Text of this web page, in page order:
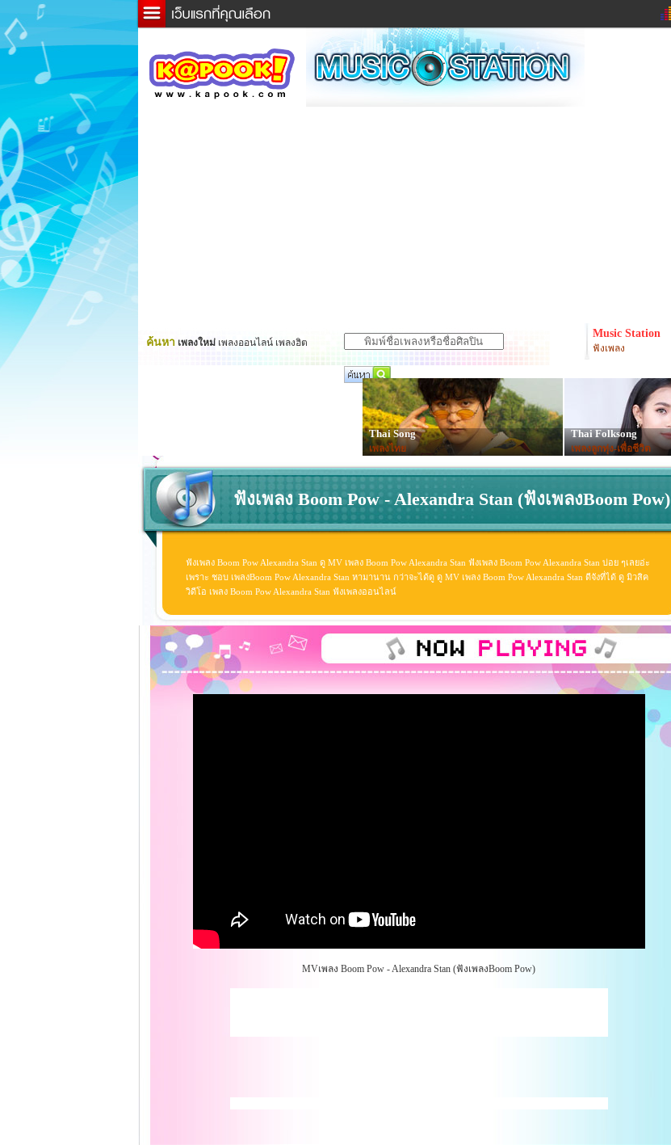
ข่าวด่วน ข่าวสั้น
ละคร
หนังใหม่
หมากรุกไทย
ค้นหา เพลงใหม่ เพลงออนไลน์ เพลงฮิต
Music Station
ฟังเพลง
Thai Song
เพลงไทย
Thai Folksong
เพลงลูกทุ่ง-เพื่อชีวิต
ฟังเพลง Boom Pow - Alexandra Stan (ฟังเพลงBoom Pow)
ฟังเพลง Boom Pow Alexandra Stan ดู MV เพลง Boom Pow Alexandra Stan ฟังเพลง Boom Pow Alexandra Stan บ่อย ๆเลยอ่ะ
เพราะ ชอบ เพลงBoom Pow Alexandra Stan หามานาน กว่าจะได้ดู ดู MV เพลง Boom Pow Alexandra Stan ดีจังที่ได้ ดู มิวสิค
วิดีโอ เพลง Boom Pow Alexandra Stan ฟังเพลงออนไลน์
MVเพลง Boom Pow - Alexandra Stan (ฟังเพลงBoom Pow)